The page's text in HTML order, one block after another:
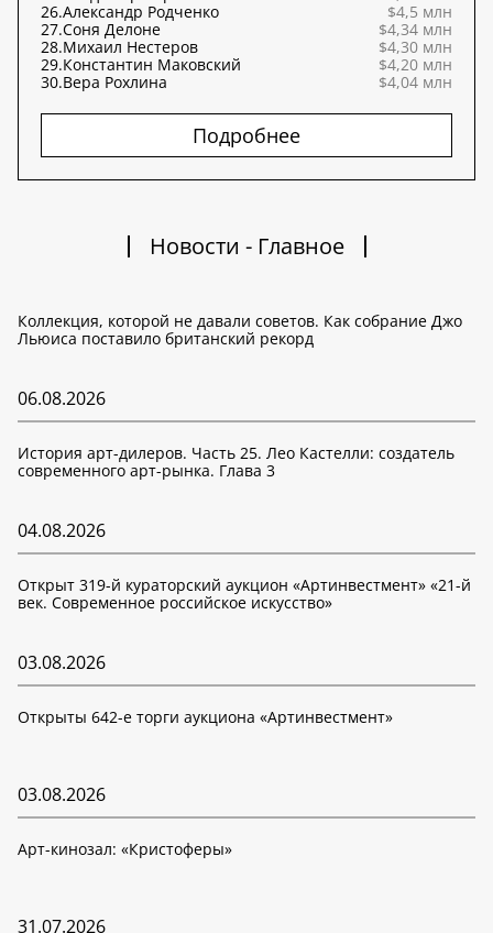
26.Александр Родченко
$4,5 млн
27.Соня Делоне
$4,34 млн
28.Михаил Нестеров
$4,30 млн
29.Константин Маковский
$4,20 млн
30.Вера Рохлина $4,04 млн
Подробнее
Новости - Главное
Коллекция, которой не давали советов. Как собрание Джо
Льюиса поставило британский рекорд
06.08.2026
История арт-дилеров. Часть 25. Лео Кастелли: создатель
современного арт-рынка. Глава 3
04.08.2026
Открыт 319-й кураторский аукцион «Артинвестмент» «21-й
век. Современное российское искусство»
03.08.2026
Открыты 642-е торги аукциона «Артинвестмент»
03.08.2026
Арт-кинозал: «Кристоферы»
31.07.2026